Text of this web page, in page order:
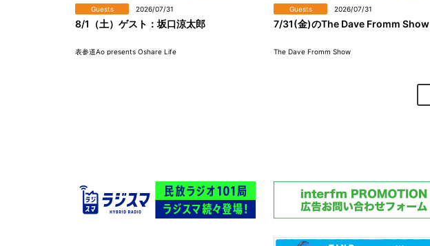
Guests 2026/07/31
8/1（土）ゲスト：坂口涼太郎
表参道Ao presents Oshare Life
Guests 2026/07/31
7/31(金)のThe Dave Fromm Show
The Dave Fromm Show